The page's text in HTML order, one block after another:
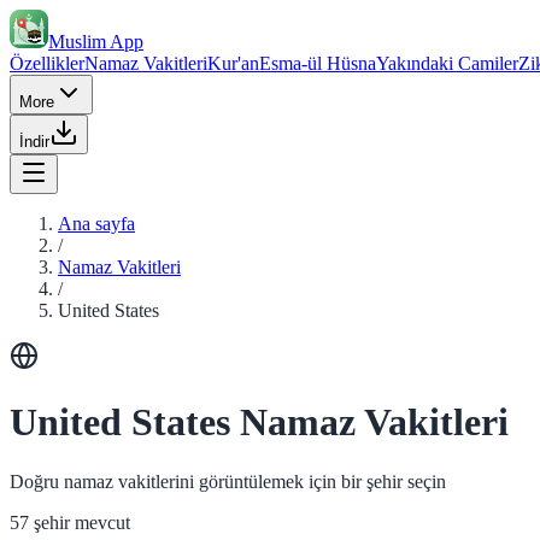
Muslim App
ÖzelliklerNamaz VakitleriKur'anEsma-ül HüsnaYakındaki Camiler
More
İndir
Ana sayfa
/
Namaz Vakitleri
/
United States
United States Namaz Vakitleri
Doğru namaz vakitlerini görüntülemek için bir şehir seçin
57 şehir mevcut